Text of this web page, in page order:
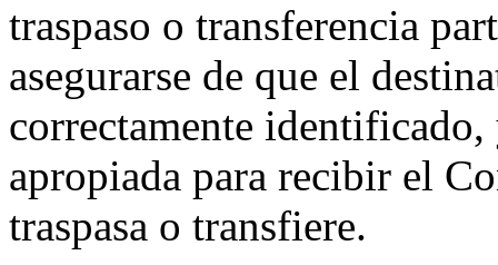
traspaso o transferencia
asegurarse de que el
correctamente
apropiada para recibir el
traspasa o transfiere.